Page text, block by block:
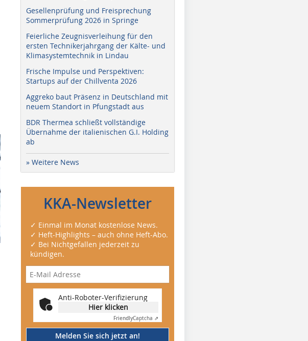
Gesellenprüfung und Freisprechung
Sommerprüfung 2026 in Springe
Feierliche Zeugnisverleihung für den
ersten Technikerjahrgang der Kälte- und
Klimasystemtechnik in Lindau
Frische Impulse und Perspektiven:
Startups auf der Chillventa 2026
Aggreko baut Präsenz in Deutschland mit
neuem Standort in Pfungstadt aus
BDR Thermea schließt vollständige
Übernahme der italienischen G.I. Holding
ab
» Weitere News
KKA-Newsletter
✓ Einmal im Monat kostenlose News.
✓ Heft-Highlights – auch ohne Heft-Abo.
✓ Bei Nichtgefallen jederzeit zu
kündigen.
Anti-Roboter-Verifizierung
Hier klicken
FriendlyCaptcha ⇗
Melden Sie sich jetzt an!